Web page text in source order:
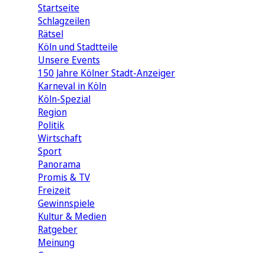
Startseite
Schlagzeilen
Rätsel
Köln und Stadtteile
Unsere Events
150 Jahre Kölner Stadt-Anzeiger
Karneval in Köln
Köln-Spezial
Region
Politik
Wirtschaft
Sport
Panorama
Promis & TV
Freizeit
Gewinnspiele
Kultur & Medien
Ratgeber
Meinung